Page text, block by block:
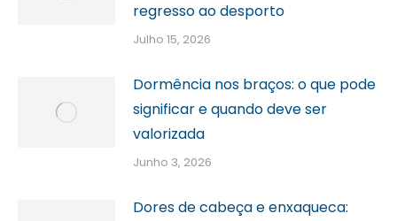
regresso ao desporto
Julho 15, 2026
Dormência nos braços: o que pode
significar e quando deve ser
valorizada
Junho 3, 2026
Dores de cabeça e enxaqueca: